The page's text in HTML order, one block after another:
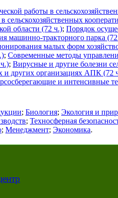
работы в
области (72 ч.); Порядок
машинно-тракторного парка
малых форм
; Современные методы
; Вирусные и другие болезни
и других организациях АПК (72
и интенсивные
; Биология; Экология и
; Техносферная
; Менеджмент; Экономика.